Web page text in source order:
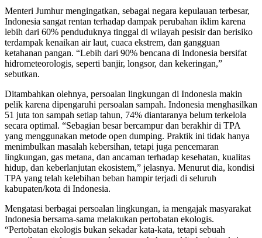
Menteri Jumhur mengingatkan, sebagai negara kepulauan terbesar,
Indonesia sangat rentan terhadap dampak perubahan iklim karena
lebih dari 60% penduduknya tinggal di wilayah pesisir dan berisiko
terdampak kenaikan air laut, cuaca ekstrem, dan gangguan
ketahanan pangan. “Lebih dari 90% bencana di Indonesia bersifat
hidrometeorologis, seperti banjir, longsor, dan kekeringan,”
sebutkan.
Ditambahkan olehnya, persoalan lingkungan di Indonesia makin
pelik karena dipengaruhi persoalan sampah. Indonesia menghasilkan
51 juta ton sampah setiap tahun, 74% diantaranya belum terkelola
secara optimal. “Sebagian besar bercampur dan berakhir di TPA
yang menggunakan metode open dumping. Praktik ini tidak hanya
menimbulkan masalah kebersihan, tetapi juga pencemaran
lingkungan, gas metana, dan ancaman terhadap kesehatan, kualitas
hidup, dan keberlanjutan ekosistem,” jelasnya. Menurut dia, kondisi
TPA yang telah kelebihan beban hampir terjadi di seluruh
kabupaten/kota di Indonesia.
Mengatasi berbagai persoalan lingkungan, ia mengajak masyarakat
Indonesia bersama-sama melakukan pertobatan ekologis.
“Pertobatan ekologis bukan sekadar kata-kata, tetapi sebuah